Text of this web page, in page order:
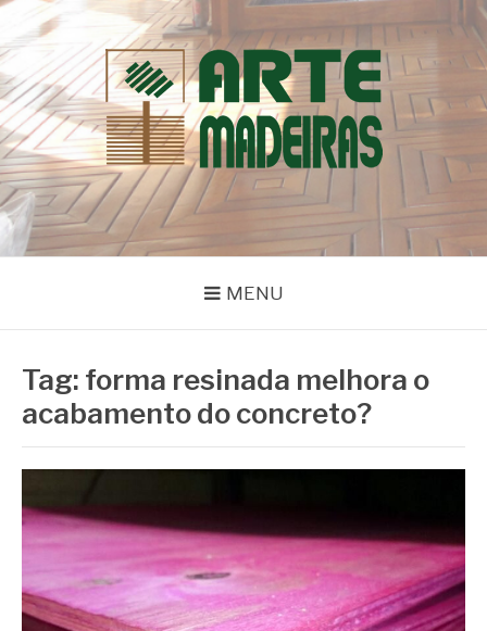
Pular
para
o
conteúdo
BLOG | ARTE
MADEIRAS
Dicas e Novidades sobre Madeiras
MENU
Tag: forma resinada melhora o
acabamento do concreto?